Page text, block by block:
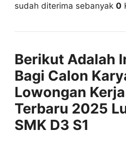
sudah diterima sebanyak 0
Berikut Adalah
Bagi Calon
Lowongan
Terbaru 2025
SMK D3 S1